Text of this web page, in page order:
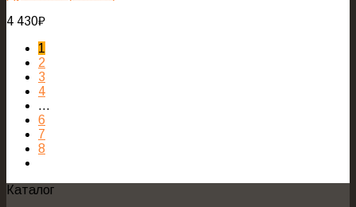
4 430₽
1
2
3
4
…
6
7
8
Каталог